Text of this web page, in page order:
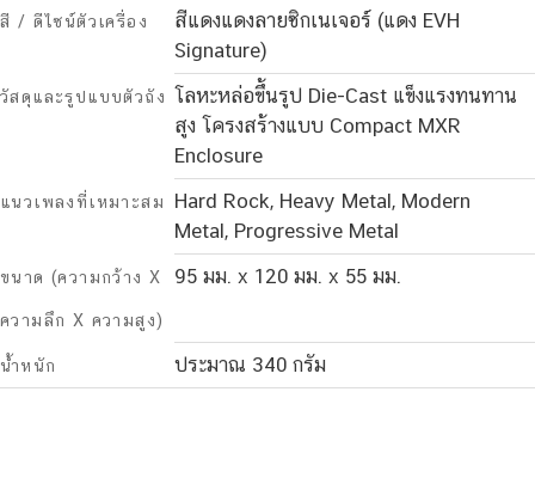
สี / ดีไซน์ตัวเครื่อง
สีแดงแดงลายซิกเนเจอร์ (แดง EVH
Signature)
วัสดุและรูปแบบตัวถัง โลหะหล่อขึ้นรูป Die-Cast แข็งแรงทนทาน
สูง โครงสร้างแบบ Compact MXR
Enclosure
แนวเพลงที่เหมาะสม
Hard Rock, Heavy Metal, Modern
Metal, Progressive Metal
ขนาด (ความกว้าง X
ความลึก X ความสูง)
95 มม. x 120 มม. x 55 มม.
น้ำหนัก ประมาณ 340 กรัม